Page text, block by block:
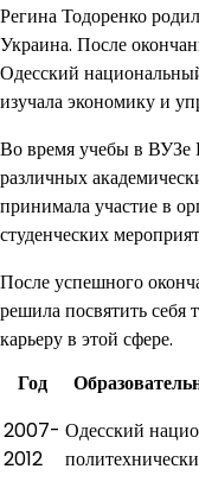
Регина Тодоренко
Украина. После
Одесский
изучала экономику и
Во время учебы в ВУЗе
различных
принимала участие в
студенческих
После успешного
решила посвятить себя
карьеру в этой сфере.
Год
2007-
2012
Одесский